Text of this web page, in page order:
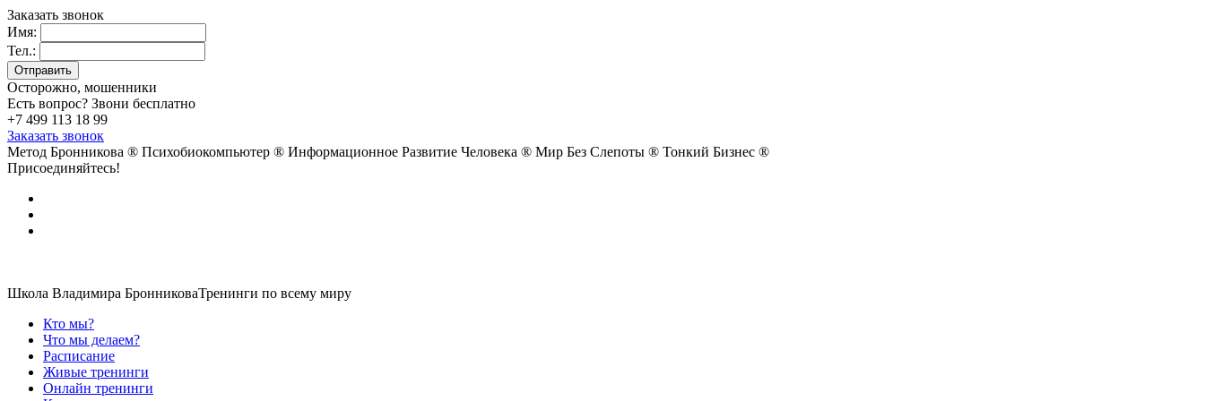
Заказать звонок
Имя:
Тел.:
Осторожно, мошенники
Есть вопрос? Звони бесплатно
+7 499 113 18 99
Заказать звонок
Метод Бронникова ® Психобиокомпьютер ® Информационное Развитие Человека ® Мир Без Слепоты ® Тонкий Бизнес ®
Присоединяйтесь!
Школа Владимира БронниковаТренинги по всему миру
Кто мы?
Что мы делаем?
Расписание
Живые тренинги
Онлайн тренинги